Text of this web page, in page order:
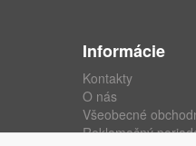
Informácie
Kontakty
O nás
Všeobecné
Reklamačný